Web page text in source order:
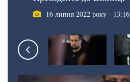
16 липня 2022 року - 13:16